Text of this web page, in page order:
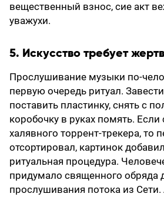
вещественный взнос, сие акт
уважухи.
5. Искусство требует жертв
Прослушивание музыки по-
первую очередь ритуал. Завести
поставить пластинку, снять с
коробочку в руках помять. Если
халявного торрент-трекера, то
отсортировал, картинок
ритуальная процедура.
придумало священного обряда
прослушивания потока из